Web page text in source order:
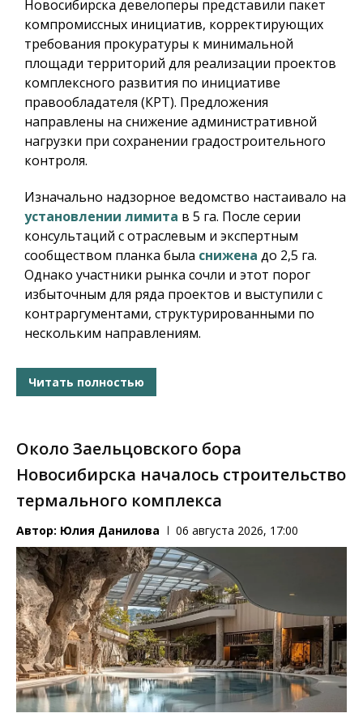
Новосибирска девелоперы представили пакет
компромиссных инициатив, корректирующих
требования прокуратуры к минимальной
площади территорий для реализации проектов
комплексного развития по инициативе
правообладателя (КРТ). Предложения
направлены на снижение административной
нагрузки при сохранении градостроительного
контроля.
Изначально надзорное ведомство настаивало на
установлении лимита в 5 га. После серии
консультаций с отраслевым и экспертным
сообществом планка была снижена до 2,5 га.
Однако участники рынка сочли и этот порог
избыточным для ряда проектов и выступили с
контраргументами, структурированными по
нескольким направлениям.
Читать полностью
Около Заельцовского бора
Новосибирска началось строительство
термального комплекса
Автор: Юлия Данилова 06 августа 2026, 17:00